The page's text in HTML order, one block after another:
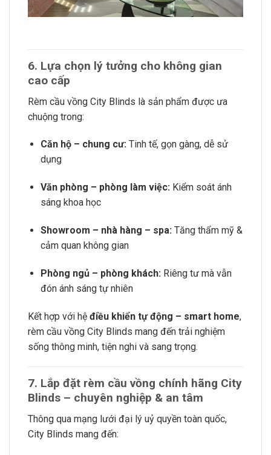
6. Lựa chọn lý tưởng cho không gian
cao cấp
Rèm cầu vồng City Blinds là sản phẩm được ưa
chuộng trong:
Căn hộ – chung cư:Tinh tế, gọn gàng, dễ sử
dụng
Văn phòng – phòng làm việc:Kiểm soát ánh
sáng khoa học
Showroom – nhà hàng – spa:Tăng thẩm mỹ &
cảm quan không gian
Phòng ngủ – phòng khách:Riêng tư mà vẫn
đón ánh sáng tự nhiên
Kết hợp với hệ điều khiển tự động – smart home,
rèm cầu vồng City Blinds mang đến trải nghiệm
sống thông minh, tiện nghi và sang trọng.
7. Lắp đặt rèm cầu vồng chính hãng City
Blinds – chuyên nghiệp & an tâm
Thông qua mạng lưới đại lý uỷ quyền toàn quốc,
City Blinds mang đến: